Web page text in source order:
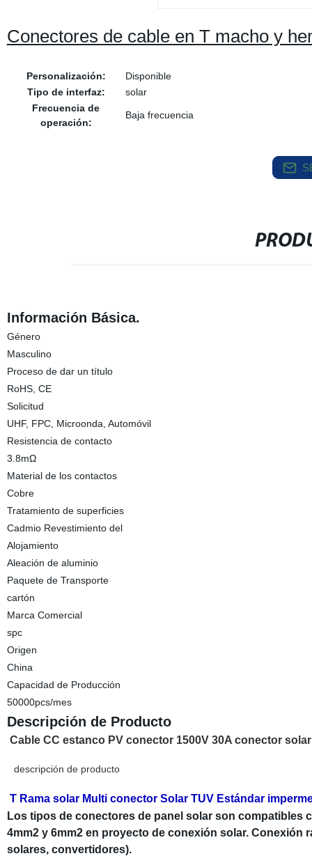
Conectores de cable en T macho y
Personalización:
Disponible
Tipo de interfaz:
solar
Frecuencia de
operación:
Baja frecuencia
Información Básica.
Género
Masculino
Proceso de dar un título
RoHS, CE
Solicitud
UHF, FPC, Microonda, Automóvil
Resistencia de contacto
3.8mΩ
Material de los contactos
Cobre
Tratamiento de superficies
Cadmio Revestimiento del
Alojamiento
Aleación de aluminio
Paquete de Transporte
cartón
Marca Comercial
spc
Origen
China
Capacidad de Producción
50000pcs/mes
Descripción de Producto
Cable CC estanco PV conector 1500V 30A conector
descripción de producto
T Rama solar Multi conector Solar TUV Estándar
Los tipos de conectores de panel solar son compatibles
4mm2 y 6mm2 en proyecto de conexión solar.
solares, convertidores).